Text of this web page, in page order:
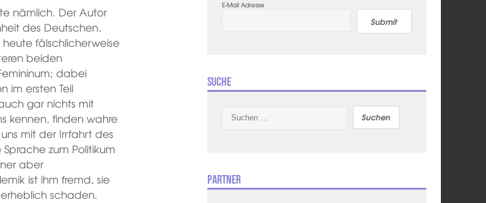
nämlich. Der Autor
des Deutschen,
fälschlicherweise
beiden
dabei
im ersten Teil
gar nichts mit
kennen, finden wahre
mit der Irrfahrt des
zum Politikum
aber
ist ihm fremd, sie
schaden.
E-Mail Adresse
Submit
Suche
nach:
Partner